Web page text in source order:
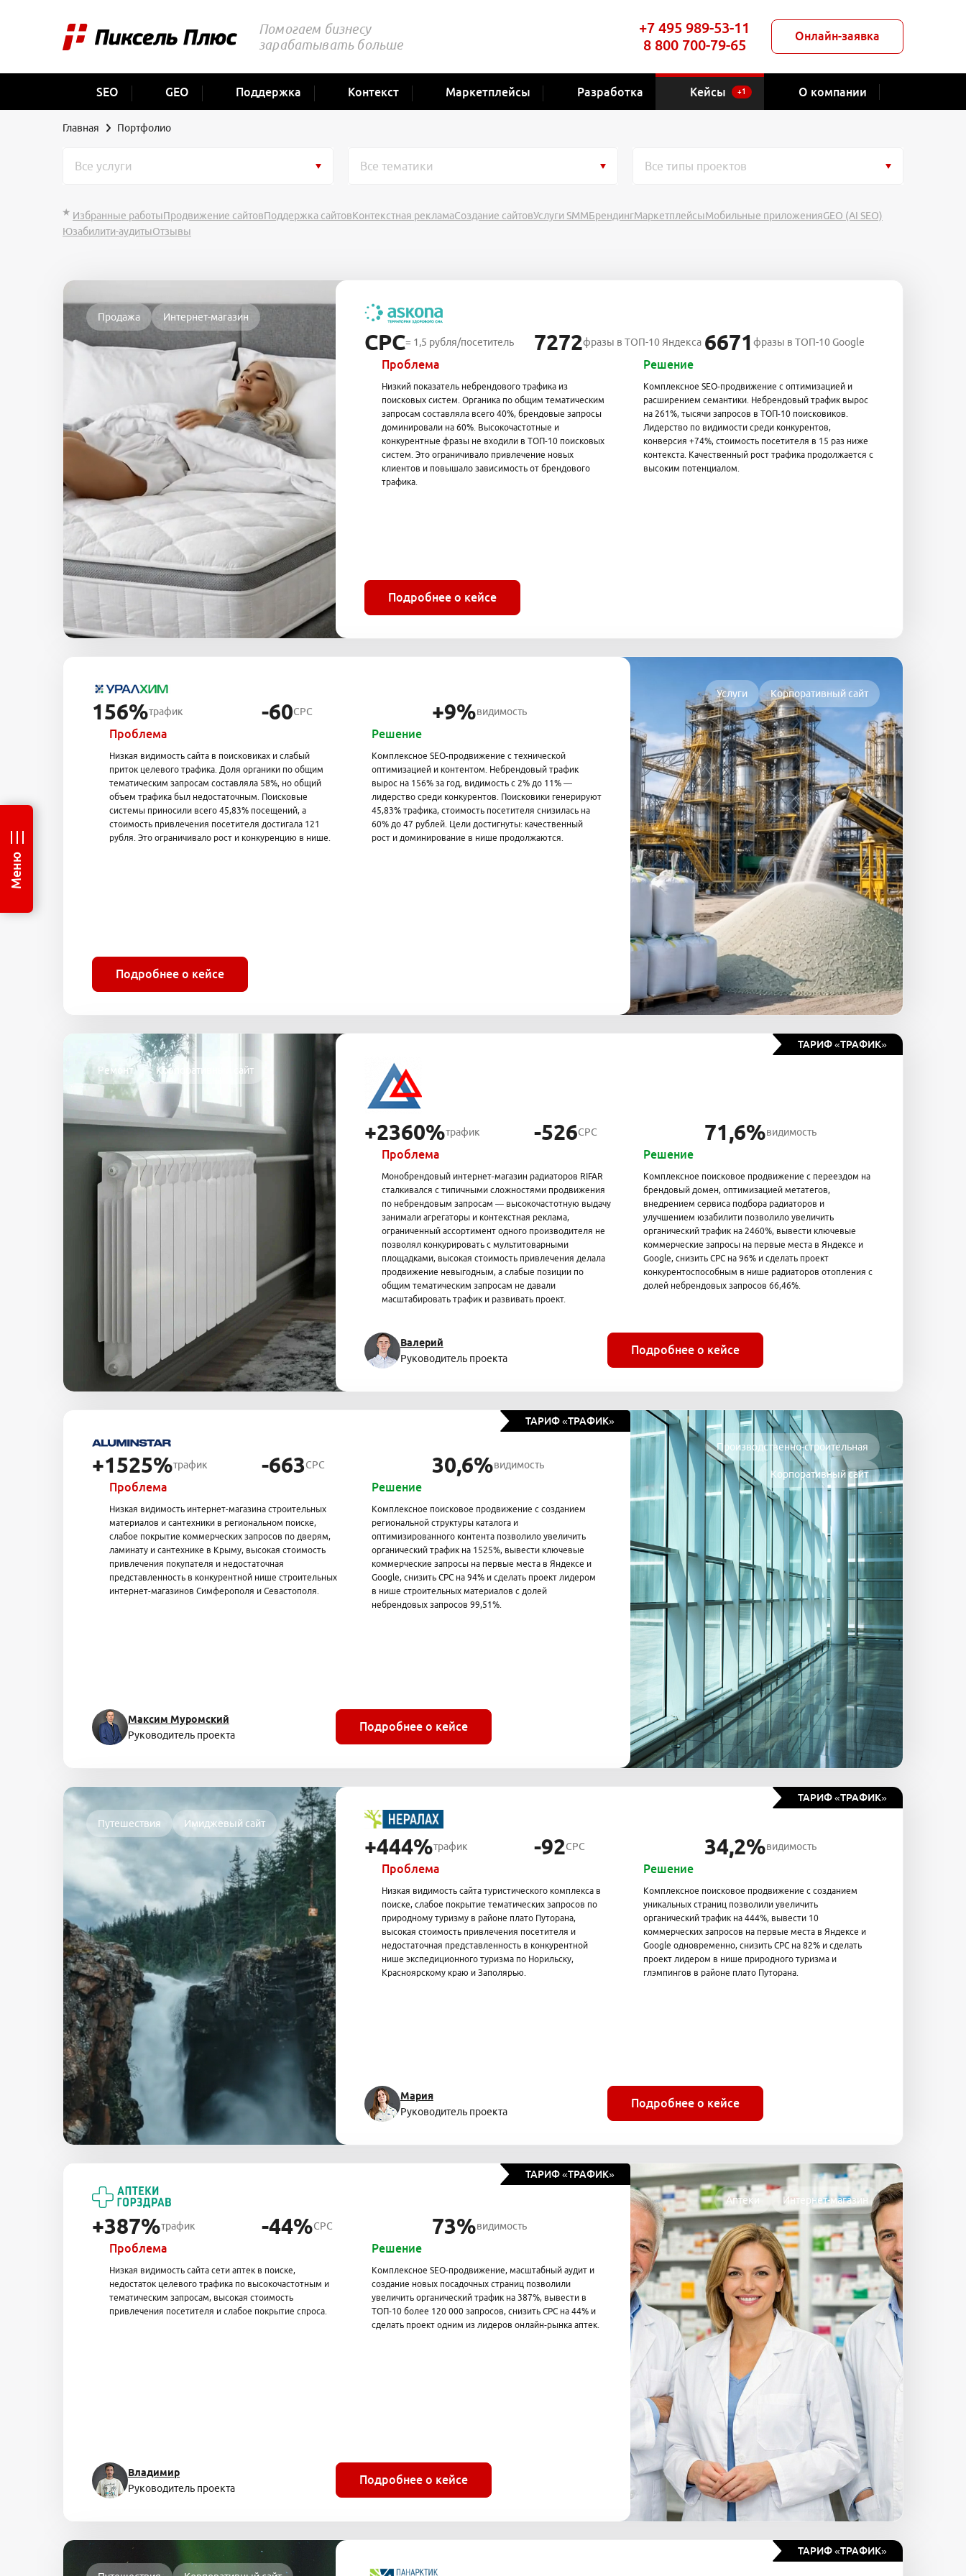
Помогаем бизнесу
зарабатывать больше
+7 495 989-53-11
8 800 700-79-65
Онлайн-заявка
SEO GEO Поддержка Контекст Маркетплейсы Разработка Кейсы +1 О компании
Главная Портфолио
Все услуги Все тематики Все типы проектов
Избранные работыПродвижение сайтовПоддержка сайтовКонтекстная рекламаСоздание сайтовУслуги SMMБрендингМаркетплейсыМобильные приложенияGEO (AI SEO)
Юзабилити-аудитыОтзывы
Продажа Интернет-магазин
СРС= 1,5 рубля/посетитель 7272фразы в ТОП-10 Яндекса 6671 фразы в ТОП-10 Google
Проблема
Низкий показатель небрендового трафика из
поисковых систем. Органика по общим тематическим
запросам составляла всего 40%, брендовые запросы
доминировали на 60%. Высокочастотные и
конкурентные фразы не входили в ТОП-10 поисковых
систем. Это ограничивало привлечение новых
клиентов и повышало зависимость от брендового
трафика.
Решение
Комплексное SEO-продвижение с оптимизацией и
расширением семантики. Небрендовый трафик вырос
на 261%, тысячи запросов в ТОП-10 поисковиков.
Лидерство по видимости среди конкурентов,
конверсия +74%, стоимость посетителя в 15 раз ниже
контекста. Качественный рост трафика продолжается с
высоким потенциалом.
Подробнее о кейсе
Услуги Корпоративный сайт
156%трафик -60CPC +9%видимость
Проблема
Низкая видимость сайта в поисковиках и слабый
приток целевого трафика. Доля органики по общим
тематическим запросам составляла 58%, но общий
объем трафика был недостаточным. Поисковые
системы приносили всего 45,83% посещений, а
стоимость привлечения посетителя достигала 121
рубля. Это ограничивало рост и конкуренцию в нише.
Решение
Комплексное SEO-продвижение с технической
оптимизацией и контентом. Небрендовый трафик
вырос на 156% за год, видимость с 2% до 11% —
лидерство среди конкурентов. Поисковики генерируют
45,83% трафика, стоимость посетителя снизилась на
60% до 47 рублей. Цели достигнуты: качественный
рост и доминирование в нише продолжаются.
Подробнее о кейсе
Ремонт Корпоративный сайт
ТАРИФ «ТРАФИК»
+2360%трафик -526CPC 71,6%видимость
Проблема
Монобрендовый интернет-магазин радиаторов RIFAR
сталкивался с типичными сложностями продвижения
по небрендовым запросам — высокочастотную выдачу
занимали агрегаторы и контекстная реклама,
ограниченный ассортимент одного производителя не
позволял конкурировать с мультитоварными
площадками, высокая стоимость привлечения делала
продвижение невыгодным, а слабые позиции по
общим тематическим запросам не давали
масштабировать трафик и развивать проект.
Решение
Комплексное поисковое продвижение с переездом на
брендовый домен, оптимизацией метатегов,
внедрением сервиса подбора радиаторов и
улучшением юзабилити позволило увеличить
органический трафик на 2460%, вывести ключевые
коммерческие запросы на первые места в Яндексе и
Google, снизить CPC на 96% и сделать проект
конкурентоспособным в нише радиаторов отопления с
долей небрендовых запросов 66,46%.
Валерий
Руководитель проекта
Подробнее о кейсе
Производственно-строительная
Корпоративный сайт
ТАРИФ «ТРАФИК»
+1525%трафик -663CPC 30,6%видимость
Проблема
Низкая видимость интернет-магазина строительных
материалов и сантехники в региональном поиске,
слабое покрытие коммерческих запросов по дверям,
ламинату и сантехнике в Крыму, высокая стоимость
привлечения покупателя и недостаточная
представленность в конкурентной нише строительных
интернет-магазинов Симферополя и Севастополя.
Решение
Комплексное поисковое продвижение с созданием
региональной структуры каталога и
оптимизированного контента позволило увеличить
органический трафик на 1525%, вывести ключевые
коммерческие запросы на первые места в Яндексе и
Google, снизить CPC на 94% и сделать проект лидером
в нише строительных материалов с долей
небрендовых запросов 99,51%.
Максим Муромский
Руководитель проекта
Подробнее о кейсе
Путешествия Имиджевый сайт
ТАРИФ «ТРАФИК»
+444%трафик -92CPC 34,2%видимость
Проблема
Низкая видимость сайта туристического комплекса в
поиске, слабое покрытие тематических запросов по
природному туризму в районе плато Путорана,
высокая стоимость привлечения посетителя и
недостаточная представленность в конкурентной
нише экспедиционного туризма по Норильску,
Красноярскому краю и Заполярью.
Решение
Комплексное поисковое продвижение с созданием
уникальных страниц позволили увеличить
органический трафик на 444%, вывести 10
коммерческих запросов на первые места в Яндексе и
Google одновременно, снизить CPC на 82% и сделать
проект лидером в нише природного туризма и
глэмпингов в районе плато Путорана.
Мария
Руководитель проекта
Подробнее о кейсе
Аптеки Интернет-магазин
ТАРИФ «ТРАФИК»
+387%трафик -44%CPC 73%видимость
Проблема
Низкая видимость сайта сети аптек в поиске,
недостаток целевого трафика по высокочастотным и
тематическим запросам, высокая стоимость
привлечения посетителя и слабое покрытие спроса.
Решение
Комплексное SEO‑продвижение, масштабный аудит и
создание новых посадочных страниц позволили
увеличить органический трафик на 387%, вывести в
ТОП‑10 более 120 000 запросов, снизить CPC на 44% и
сделать проект одним из лидеров онлайн‑рынка аптек.
Владимир
Руководитель проекта
Подробнее о кейсе
ТАРИФ «ТРАФИК»
Меню